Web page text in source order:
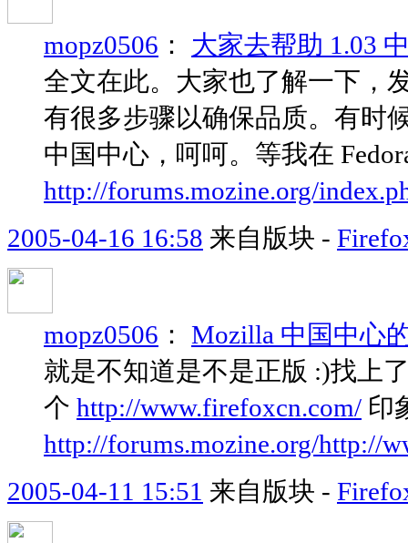
mopz0506 ： 大家去帮助 1.03
全文在此。大家也了解一下，
有很多步骤以确保品质。有时
中国中心，呵呵。等我在
http://forums.mozine.org/
2005-04-16 16:58 来自版块 -
mopz0506 ： Mozilla 中国中心
就是不知道是不是正版 :)找上
个 http://www.firefoxcn.com/ 印
http://forums.mozine.org/http://
2005-04-11 15:51 来自版块 -